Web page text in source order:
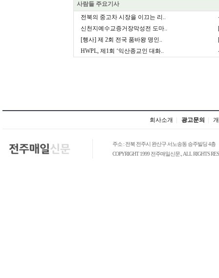
사람들 주요기사
전북의 중고차 시장을 이끄는 리..
신천지예수교증거장막성전 도마..
[행사] 제 2회 전국 품바왕 명인..
HWPL, 제1회 ‘익산종교인 대화..
회사소개 광고문의
주소 : 전북 전주시 완산구 서노송동 승주빌딩 4층
COPYRIGHT 1999 전주매일신문., ALL RIGHTS